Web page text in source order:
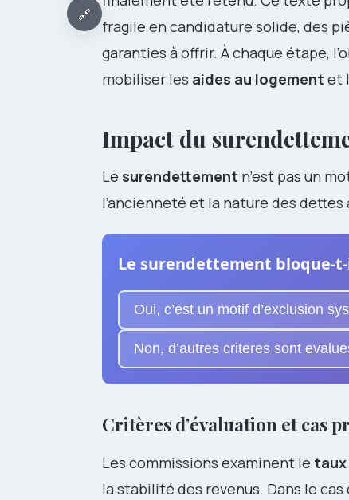
🔗
fragile en candidature solide, des
garanties à offrir. À chaque étape,
mobiliser les aides au logement et
Impact du
Le surendettement n’est pas un
l’ancienneté et la nature des
Le surendettement bloque-
Oui, c’est un motif d’exclusion
Non, d’autres criteres sont
Critères d’évaluation et cas
Les commissions examinent le taux
la stabilité des revenus. Dans le